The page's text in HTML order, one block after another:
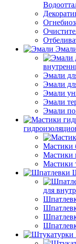
Эмали
Эмали
Эмали
Эмали
Эмали
Мастики
Мастики
Мастики
для